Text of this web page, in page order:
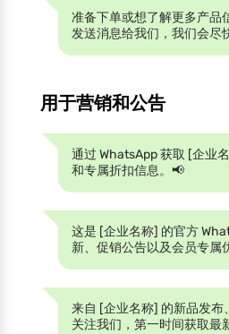
准备下单或想了解更多产品
发送消息给我们，我们会尽
用于营销和公告
通过 WhatsApp 获取 [企业
和专属折扣信息。📢
这是 [企业名称] 的官方
新、促销公告以及会员专属
来自 [企业名称] 的新品发布
关注我们，第一时间获取最